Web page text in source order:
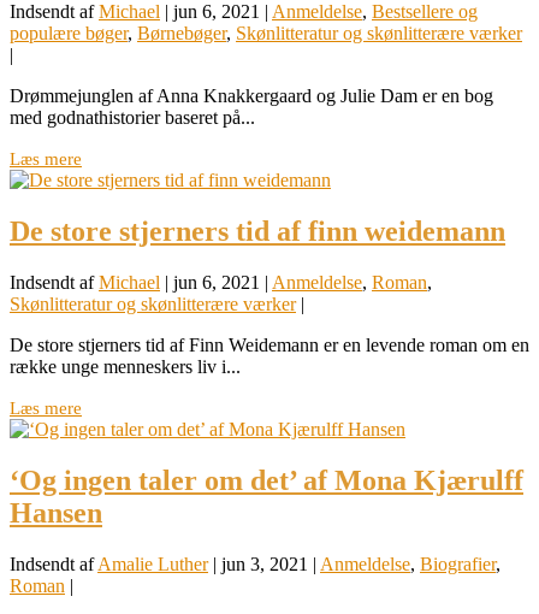
Indsendt afMichael | jun 6, 2021 | Anmeldelse, Bestsellere og
populære bøger, Børnebøger, Skønlitteratur og skønlitterære værker
|
Drømmejunglen af Anna Knakkergaard og Julie Dam er en bog
med godnathistorier baseret på...
Læs mere
De store stjerners tid af finn weidemann
Indsendt afMichael | jun 6, 2021 | Anmeldelse, Roman,
Skønlitteratur og skønlitterære værker|
De store stjerners tid af Finn Weidemann er en levende roman om en
række unge menneskers liv i...
Læs mere
‘Og ingen taler om det’ af Mona Kjærulff
Hansen
Indsendt afAmalie Luther| jun 3, 2021 | Anmeldelse, Biografier,
Roman |